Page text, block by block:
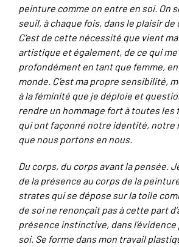
peinture comme on entre en soi. On
seuil, à chaque fois, dans le plaisir de
C’est de cette nécessité que vient
artistique et également, de ce qui
profondément en tant que femme, en
monde. C’est ma propre sensibilité,
à la féminité que je déploie et
rendre un hommage fort à toutes les
qui ont façonné notre identité, notre
que nous portons en nous.
Du corps, du corps avant la pensée.
de la présence au corps de la
strates qui se dépose sur la toile
de soi ne renonçait pas à cette part
présence instinctive, dans
soi. Se forme dans mon travail